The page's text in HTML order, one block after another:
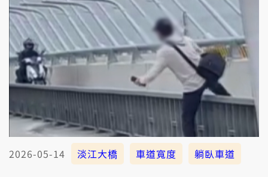
2026-05-14 淡江大橋 車道寬度 躺臥車道